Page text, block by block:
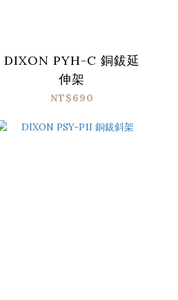
DIXON PYH-C 銅鈸延
伸架
NT$690